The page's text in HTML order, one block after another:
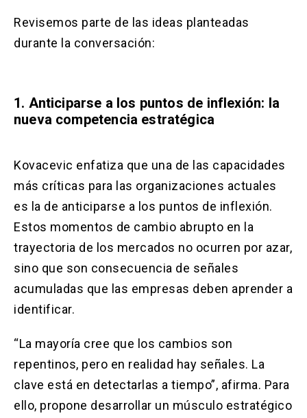
Revisemos parte de las ideas planteadas
durante la conversación:
1. Anticiparse a los puntos de inflexión: la
nueva competencia estratégica
Kovacevic enfatiza que una de las capacidades
más críticas para las organizaciones actuales
es la de anticiparse a los puntos de inflexión.
Estos momentos de cambio abrupto en la
trayectoria de los mercados no ocurren por azar,
sino que son consecuencia de señales
acumuladas que las empresas deben aprender a
identificar.
“La mayoría cree que los cambios son
repentinos, pero en realidad hay señales. La
clave está en detectarlas a tiempo”, afirma. Para
ello, propone desarrollar un músculo estratégico